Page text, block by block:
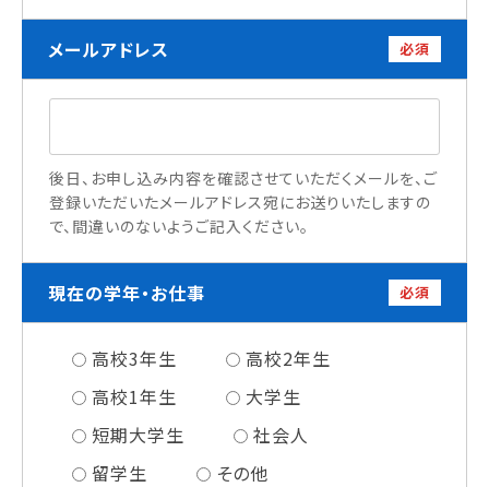
よくあるご質問
メールアドレス 必須
後日、お申し込み内容を確認させていただくメールを、ご
登録いただいたメールアドレス宛にお送りいたしますの
で、間違いのないようご記入ください。
現在の学年・お仕事 必須
高校3年生
高校2年生
高校1年生
大学生
短期大学生
社会人
留学生
その他